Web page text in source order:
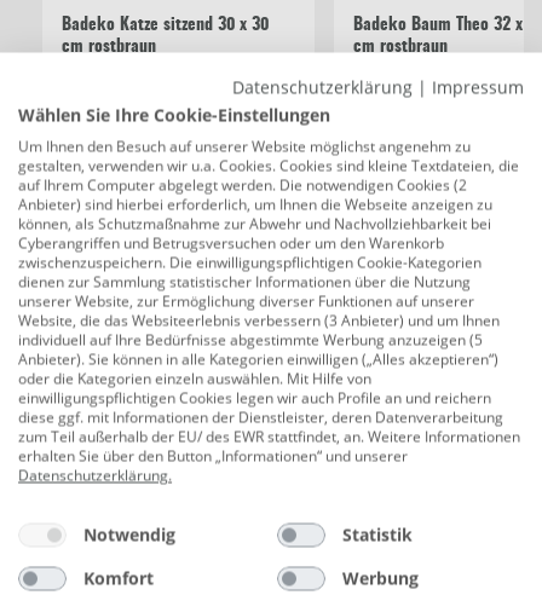
Badeko Katze sitzend 30 x 30
cm rostbraun
15,99 €
Badeko Baum Theo 32 x
cm rostbraun
46,99 €
Beschreibung
Badeko Haus Zuhause 40 x 25 cm natur
Produktnummer: 0660459562
Verleihen Sie Ihrem Zuhause einen Hauch von Eleganz
und Stil mit unserer einzigartigen Metall- und
Holzdekorationen, die mit größter Sorgfalt und Liebe
zum Detail in Deutschland hergestellt wird. Bitte
beachten Sie, dass Rost abfärben kann. Um mögliche
Flecken auf Oberflächen zu vermeiden, empfehlen wir,
die Metalldekoration in Bereichen zu platzieren, die vor
starker Feuchtigkeit geschützt sind. Einzigartige Patina:
Der Rostprozess verleiht jeder Dekoration ein
Datenschutzerklärung | Impressum
Wählen Sie Ihre Cookie-Einstellungen
Um Ihnen den Besuch auf unserer Website möglichst angenehm zu
gestalten, verwenden wir u.a. Cookies. Cookies sind kleine Textdateien, die
auf Ihrem Computer abgelegt werden. Die notwendigen Cookies (2
Anbieter) sind hierbei erforderlich, um Ihnen die Webseite anzeigen zu
können, als Schutzmaßnahme zur Abwehr und Nachvollziehbarkeit bei
Cyberangriffen und Betrugsversuchen oder um den Warenkorb
zwischenzuspeichern. Die einwilligungspflichtigen Cookie-Kategorien
dienen zur Sammlung statistischer Informationen über die Nutzung
unserer Website, zur Ermöglichung diverser Funktionen auf unserer
Website, die das Websiteerlebnis verbessern (3 Anbieter) und um Ihnen
individuell auf Ihre Bedürfnisse abgestimmte Werbung anzuzeigen (5
Anbieter). Sie können in alle Kategorien einwilligen („Alles akzeptieren“)
oder die Kategorien einzeln auswählen. Mit Hilfe von
einwilligungspflichtigen Cookies legen wir auch Profile an und reichern
diese ggf. mit Informationen der Dienstleister, deren Datenverarbeitung
zum Teil außerhalb der EU/ des EWR stattfindet, an. Weitere Informationen
erhalten Sie über den Button „Informationen“ und unserer
Datenschutzerklärung.
Notwendig
Statistik
Komfort
Werbung